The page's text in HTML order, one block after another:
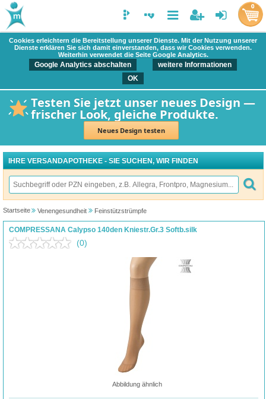
Cookies erleichtern die Bereitstellung unserer Dienste. Mit der Nutzung unserer
Dienste erklären Sie sich damit einverstanden, dass wir Cookies verwenden.
Weiterhin verwendet die Seite Google Analytics.
Google Analytics abschalten
weitere Informationen
OK
Testen Sie jetzt unser neues Design —
frischer Look, gleiche Produkte.
Neues Design testen
0
IHRE VERSANDAPOTHEKE - SIE SUCHEN, WIR FINDEN
Startseite Venengesundheit Feinstützstrümpfe
COMPRESSANA Calypso 140den Kniestr.Gr.3 Softb.silk
(0)
Abbildung ähnlich